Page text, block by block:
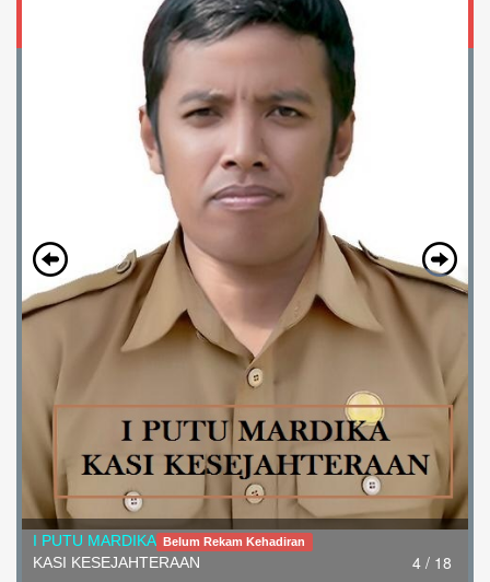
4 / 18
I PUTU MARDIKA Belum Rekam Kehadiran
KASI KESEJAHTERAAN